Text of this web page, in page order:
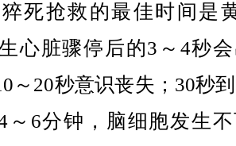
抢救的最佳时间是
心脏骤停后的3～4秒
～20秒意识丧失；30秒
～6分钟，脑细胞发生